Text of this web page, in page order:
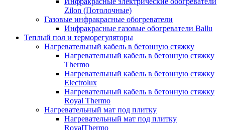
Zilon (Потолочные)
Газовые инфракрасные обогреватели
Инфракрасные газовые обогреватели Ballu
Теплый пол и терморегуляторы
Нагревательный кабель в бетонную стяжку
Нагревательный кабель в бетонную стяжку
Thermo
Нагревательный кабель в бетонную стяжку
Electrolux
Нагревательный кабель в бетонную стяжку
Royal Thermo
Нагревательный мат под плитку
Нагревательный мат под плитку
RoyalThermo